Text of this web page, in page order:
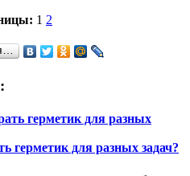
1 2
герметик для разных задач?